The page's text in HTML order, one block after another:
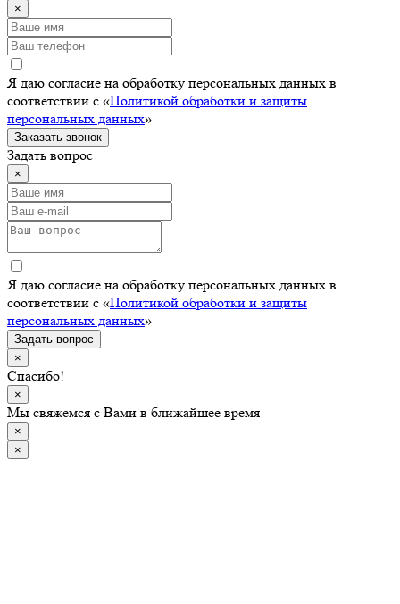
×
Я даю согласие на обработку персональных данных в
соответствии с «Политикой обработки и защиты
персональных данных»
Заказать звонок
Задать вопрос
×
Я даю согласие на обработку персональных данных в
соответствии с «Политикой обработки и защиты
персональных данных»
Задать вопрос
×
Спасибо!
×
Мы свяжемся с Вами в ближайшее время
×
×